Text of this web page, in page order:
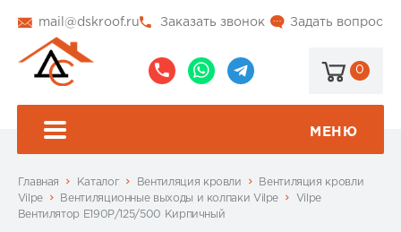
mail@dskroof.ru Задать вопрос
Заказать звонок
0
МЕНЮ
Главная Каталог Вентиляция кровли
Вентиляция кровли
Vilpe
Вентиляционные выходы и колпаки Vilpe
Vilpe
Вентилятор Е190Р/125/500 Кирпичный